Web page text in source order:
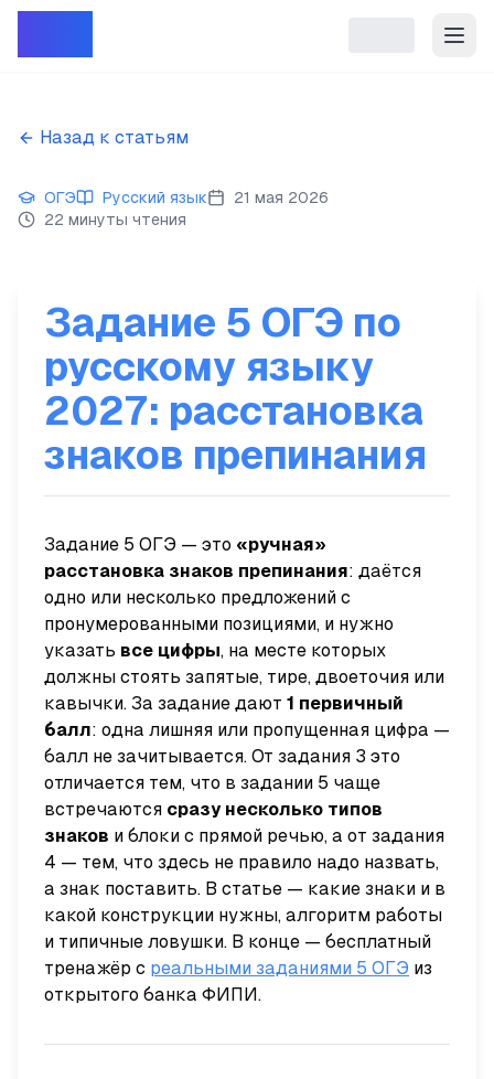
Назад к статьям
ОГЭ Русский язык
21 мая 2026
22 минуты чтения
Задание 5 ОГЭ по
русскому языку
2027: расстановка
знаков препинания
Задание 5 ОГЭ — это «ручная»
расстановка знаков препинания: даётся
одно или несколько предложений с
пронумерованными позициями, и нужно
указать все цифры, на месте которых
должны стоять запятые, тире, двоеточия или
кавычки. За задание дают 1 первичный
балл: одна лишняя или пропущенная цифра —
балл не зачитывается. От задания 3 это
отличается тем, что в задании 5 чаще
встречаются сразу несколько типов
знаков и блоки с прямой речью, а от задания
4 — тем, что здесь не правило надо назвать,
а знак поставить. В статье — какие знаки и в
какой конструкции нужны, алгоритм работы
и типичные ловушки. В конце — бесплатный
тренажёр с реальными заданиями 5 ОГЭ из
открытого банка ФИПИ.